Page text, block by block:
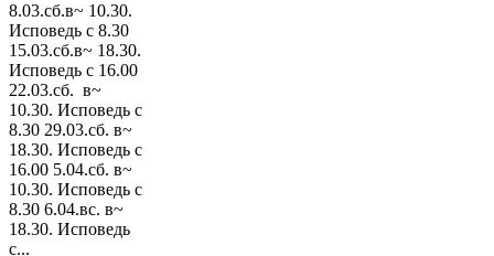
8.03.сб.в~ 10.30.
Исповедь с 8.30
15.03.сб.в~ 18.30.
Исповедь с 16.00
22.03.сб. в~
10.30. Исповедь с
8.30 29.03.сб. в~
18.30. Исповедь с
16.00 5.04.сб. в~
10.30. Исповедь с
8.30 6.04.вс. в~
18.30. Исповедь
с...